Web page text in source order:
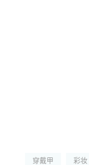
穿戴甲 彩妆